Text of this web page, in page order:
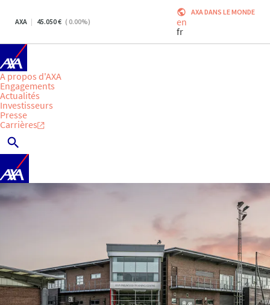
AXA 45.050 ( 0.00%)
AXA DANS LE MONDE
en
fr
A propos d'AXA
Engagements
Actualités
Investisseurs
Presse
Carrières